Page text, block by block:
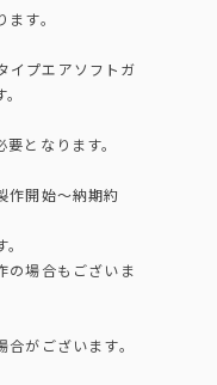
す。
イプエアソフトガ
となります。
作開始～納期約
の場合もございま
がございます。